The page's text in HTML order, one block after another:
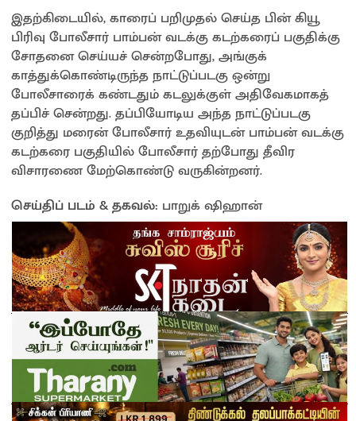
இதற்கிடையில், காரைப் பறிமுதல் செய்த பின் கியூ
பிரிவு போலீசார் பாம்பன் வடக்கு கடற்கரைப் பகுதிக்கு
சோதனை செய்யச் சென்றபோது, அங்குக்
காத்துக்கொண்டிருந்த நாட்டுப்படகு ஒன்று
போலீசாரைக் கண்டதும் கடலுக்குள் அதிவேகமாகத்
தப்பிச் சென்றது. தப்பியோடிய அந்த நாட்டுப்படகு
குறித்து மரைன் போலீசார் உதவியுடன் பாம்பன் வடக்கு
கடற்கரை பகுதியில் போலீசார் தற்போது தீவிர
விசாரணை மேற்கொண்டு வருகின்றனர்.
செய்திப் படம் & தகவல்: பாறுக் ஷிஹான்